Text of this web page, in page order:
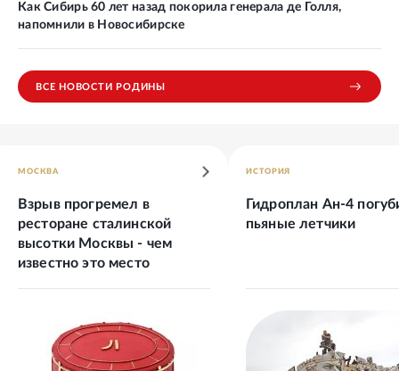
Как Сибирь 60 лет назад покорила генерала де Голля,
напомнили в Новосибирске
ВСЕ НОВОСТИ РОДИНЫ
МОСКВА
Взрыв прогремел в
ресторане сталинской
высотки Москвы - чем
известно это место
ИСТОРИЯ
Гидроплан Ан-4
пьяные летчики